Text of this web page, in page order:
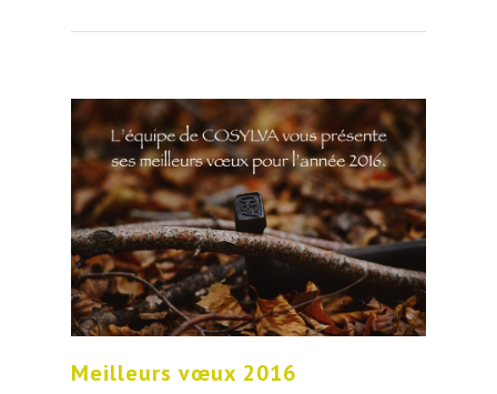
Meilleurs vœux 2016